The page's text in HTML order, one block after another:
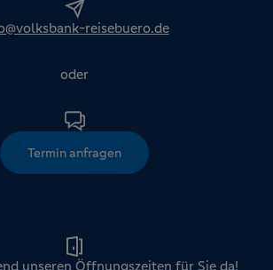
reisebuero.de
oder
Termin anfragen
unseren Öffnungszeiten für Sie da!